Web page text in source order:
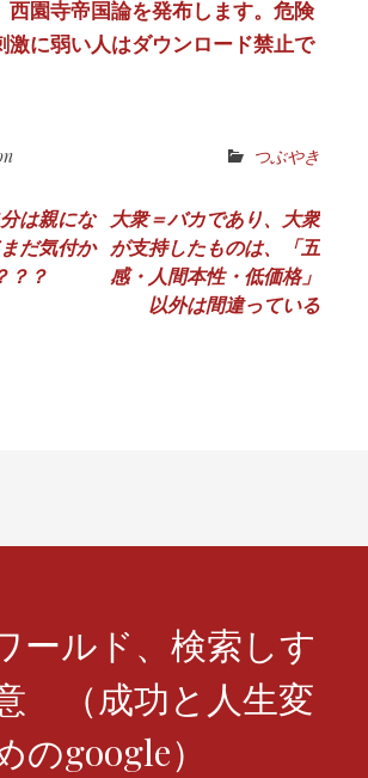
西園寺帝国論を発布します。危険
激に弱い人はダウンロード禁止で
つぶやき
は親にな
だ気付か
？？
大衆＝バカであり、大衆
が支持したものは、「五
感・人間本性・低価格」
以外は間違っている
ールド、検索しす
（成功と人生変
のgoogle）